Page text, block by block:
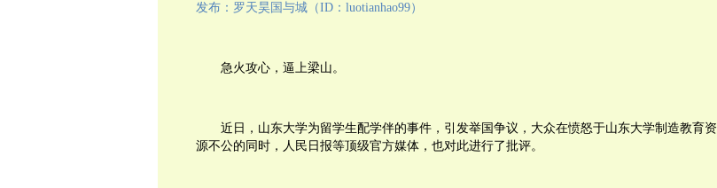
发布：罗天昊国与城（ID： luotianhao99）
急火攻心，逼上梁山。
近日，山东大学为留学生配学伴的事件，引发举国争议，大众在愤怒于山东大学制造教育资
源不公的同时，人民日报等顶级官方媒体，也对此进行了批评。